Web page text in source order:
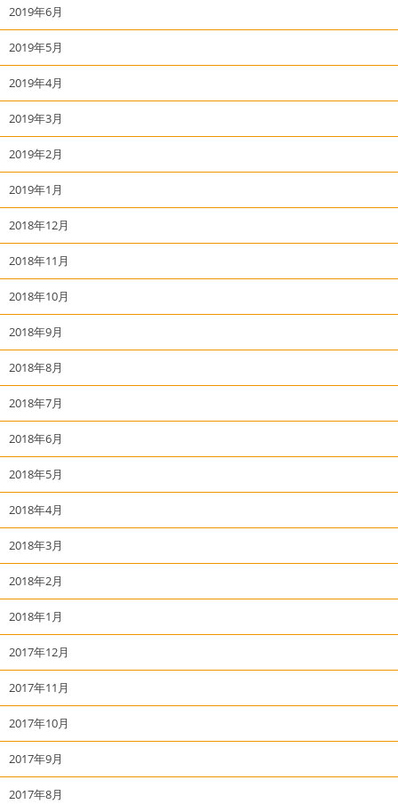
2019年6月
2019年5月
2019年4月
2019年3月
2019年2月
2019年1月
2018年12月
2018年11月
2018年10月
2018年9月
2018年8月
2018年7月
2018年6月
2018年5月
2018年4月
2018年3月
2018年2月
2018年1月
2017年12月
2017年11月
2017年10月
2017年9月
2017年8月